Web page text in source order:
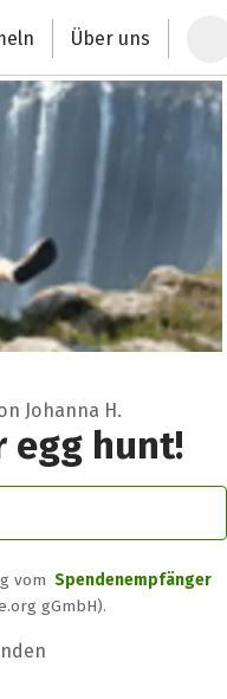
Über uns
Johanna H.
egg hunt!
vom Spendenempfänger
gGmbH).